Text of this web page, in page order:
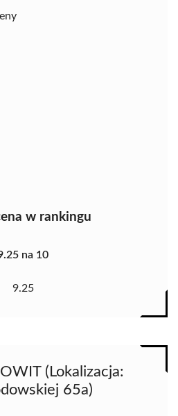
w rankingu
na 10
9.25
(Lokalizacja:
65a)